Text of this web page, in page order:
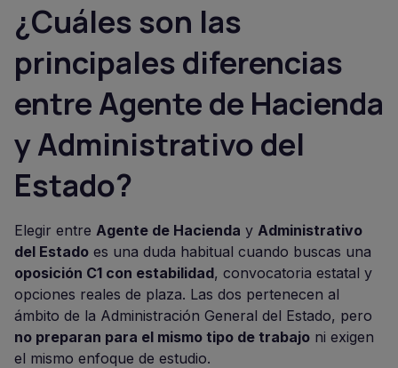
¿Cuáles son las
principales diferencias
entre Agente de Hacienda
y Administrativo del
Estado?
Elegir entre Agente de Hacienda y Administrativo
del Estado es una duda habitual cuando buscas una
oposición C1 con estabilidad, convocatoria estatal y
opciones reales de plaza. Las dos pertenecen al
ámbito de la Administración General del Estado, pero
no preparan para el mismo tipo de trabajo ni exigen
el mismo enfoque de estudio.